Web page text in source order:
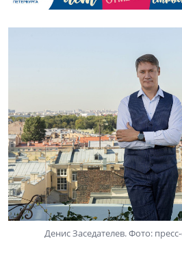
Денис Заседателев. Фото: